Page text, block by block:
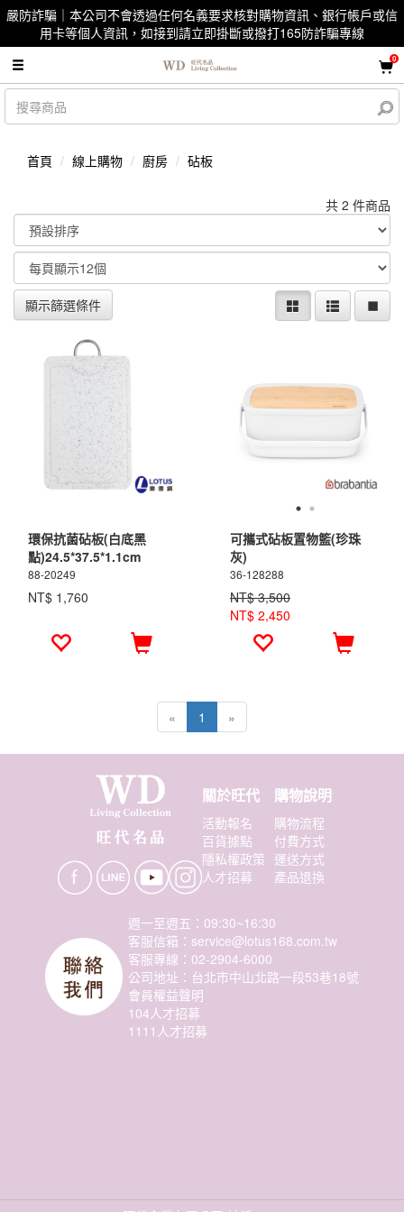
嚴防詐騙｜本公司不會透過任何名義要求核對購物資訊、銀行帳戶或信
用卡等個人資訊，如接到請立即掛斷或撥打165防詐騙專線
0
首頁 線上購物 廚房 砧板
共 2 件商品
顯示篩選條件
環保抗菌砧板(白底黑
點)24.5*37.5*1.1cm
88-20249
NT$ 1,760
可攜式砧板置物籃(珍珠
灰)
36-128288
NT$ 3,500
NT$ 2,450
« 1 »
關於旺代
活動報名
百貨據點
隱私權政策
人才招募
購物說明
購物流程
付費方式
運送方式
產品退換
週一至週五：09:30~16:30
客服信箱：service@lotus168.com.tw
客服專線：02-2904-6000
公司地址：台北市中山北路一段53巷18號
會員權益聲明
104人才招募
1111人才招募